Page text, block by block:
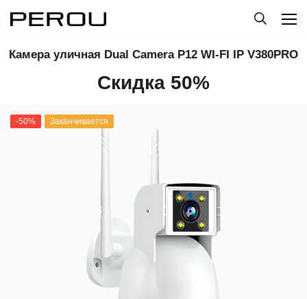
Камера уличная Dual Camera P12 WI-FI IP V380PRO
Скидка 50%
-50% Заканчивается